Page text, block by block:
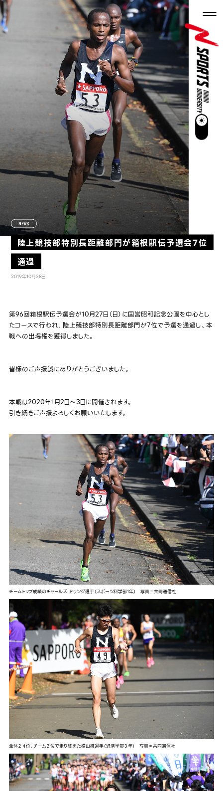
NEWS
陸上競技部特別長距離部門が箱根駅伝予選会7位
通過
2019年10月28日
第96回箱根駅伝予選会が10月27日（日）に国営昭和記念公園を中心とし
たコースで行われ、陸上競技部特別長距離部門が7位で予選を通過し、本
戦への出場権を獲得しました。
皆様のご声援誠にありがとうございました。
本戦は2020年1月2日～3日に開催されます。
引き続きご声援よろしくお願いいたします。
チームトップ成績のチャールズ・ドゥング選手（スポーツ科学部1年） 写真＝共同通信社
全体２４位、チーム２位で走り終えた横山徹選手（経済学部３年） 写真＝共同通信社